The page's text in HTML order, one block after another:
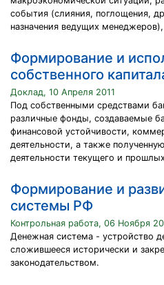
события (слияния, поглощения,
назначения ведущих
Формирование и
собственного
Доклад, 10 Апреля 2011
Под собственными средствами
различные фонды, создаваемые
финансовой устойчивости,
деятельности, а также
деятельности текущего и
Формирование и
системы РФ
Контрольная работа, 06 Ноября
Денежная система - устройство
сложившееся исторически и
законодательством.